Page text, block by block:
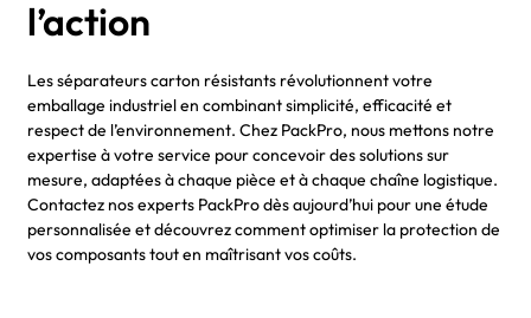
l’action
Les séparateurs carton résistants révolutionnent votre
emballage industriel en combinant simplicité, efficacité et
respect de l’environnement. Chez PackPro, nous mettons notre
expertise à votre service pour concevoir des solutions sur
mesure, adaptées à chaque pièce et à chaque chaîne logistique.
Contactez nos experts PackPro dès aujourd’hui pour une étude
personnalisée et découvrez comment optimiser la protection de
vos composants tout en maîtrisant vos coûts.